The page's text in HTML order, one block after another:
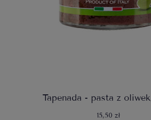
Tapenada - pasta z
15,50 zł